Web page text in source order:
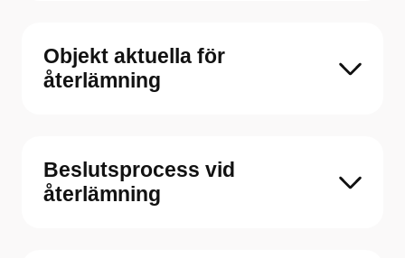
Objekt aktuella för
återlämning
Beslutsprocess vid
återlämning